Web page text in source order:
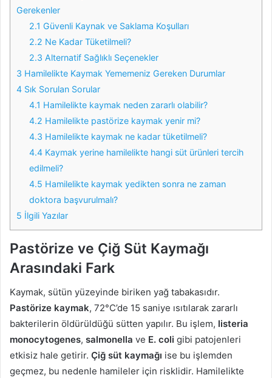
Gerekenler
2.1 Güvenli Kaynak ve Saklama Koşulları
2.2 Ne Kadar Tüketilmeli?
2.3 Alternatif Sağlıklı Seçenekler
3 Hamilelikte Kaymak Yememeniz Gereken Durumlar
4 Sık Sorulan Sorular
4.1 Hamilelikte kaymak neden zararlı olabilir?
4.2 Hamilelikte pastörize kaymak yenir mi?
4.3 Hamilelikte kaymak ne kadar tüketilmeli?
4.4 Kaymak yerine hamilelikte hangi süt ürünleri tercih
edilmeli?
4.5 Hamilelikte kaymak yedikten sonra ne zaman
doktora başvurulmalı?
5 İlgili Yazılar
Pastörize ve Çiğ Süt Kaymağı
Arasındaki Fark
Kaymak, sütün yüzeyinde biriken yağ tabakasıdır.
Pastörize kaymak, 72°C’de 15 saniye ısıtılarak zararlı
bakterilerin öldürüldüğü sütten yapılır. Bu işlem, listeria
monocytogenes, salmonella ve E. coli gibi patojenleri
etkisiz hale getirir. Çiğ süt kaymağı ise bu işlemden
geçmez, bu nedenle hamileler için risklidir. Hamilelikte